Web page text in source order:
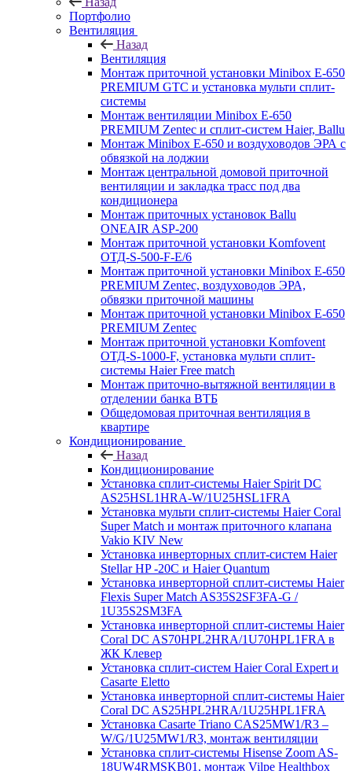
Портфолио
Вентиляция
Назад
Вентиляция
Монтаж приточной установки Minibox E-650
PREMIUM GTC и установка мульти сплит-
системы
Монтаж вентиляции Minibox E-650
PREMIUM Zentec и сплит-систем Haier, Ballu
Монтаж Minibox E-650 и воздуховодов ЭРА с
обвязкой на лоджии
Монтаж центральной домовой приточной
вентиляции и закладка трасс под два
кондиционера
Монтаж приточных установок Ballu
ONEAIR ASP-200
Монтаж приточной установки Komfovent
ОТД-S-500-F-E/6
Монтаж приточной установки Minibox E-650
PREMIUM Zentec, воздуховодов ЭРА,
обвязки приточной машины
Монтаж приточной установки Minibox E-650
PREMIUM Zentec
Монтаж приточной установки Komfovent
ОТД-S-1000-F, установка мульти сплит-
системы Haier Free match
Монтаж приточно-вытяжной вентиляции в
отделении банка ВТБ
Общедомовая приточная вентиляция в
квартире
Кондиционирование
Назад
Кондиционирование
Установка сплит-системы Haier Spirit DC
AS25HSL1HRA-W/1U25HSL1FRA
Установка мульти сплит-системы Haier Coral
Super Match и монтаж приточного клапана
Vakio KIV New
Установка инверторных сплит-систем Haier
Stellar HP -20С и Haier Quantum
Установка инверторной сплит-системы Haier
Flexis Super Match AS35S2SF3FA-G /
1U35S2SM3FA
Установка инверторной сплит-системы Haier
Coral DC AS70HPL2HRA/1U70HPL1FRA в
ЖК Клевер
Установка сплит-систем Haier Coral Expert и
Casarte Eletto
Установка инверторной сплит-системы Haier
Coral DC AS25HPL2HRA/1U25HPL1FRA
Установка Casarte Triano CAS25MW1/R3 –
W/G/1U25MW1/R3, монтаж вентиляции
Установка сплит-системы Hisense Zoom AS-
18UW4RMSKB01, монтаж Vilpe Healthbox